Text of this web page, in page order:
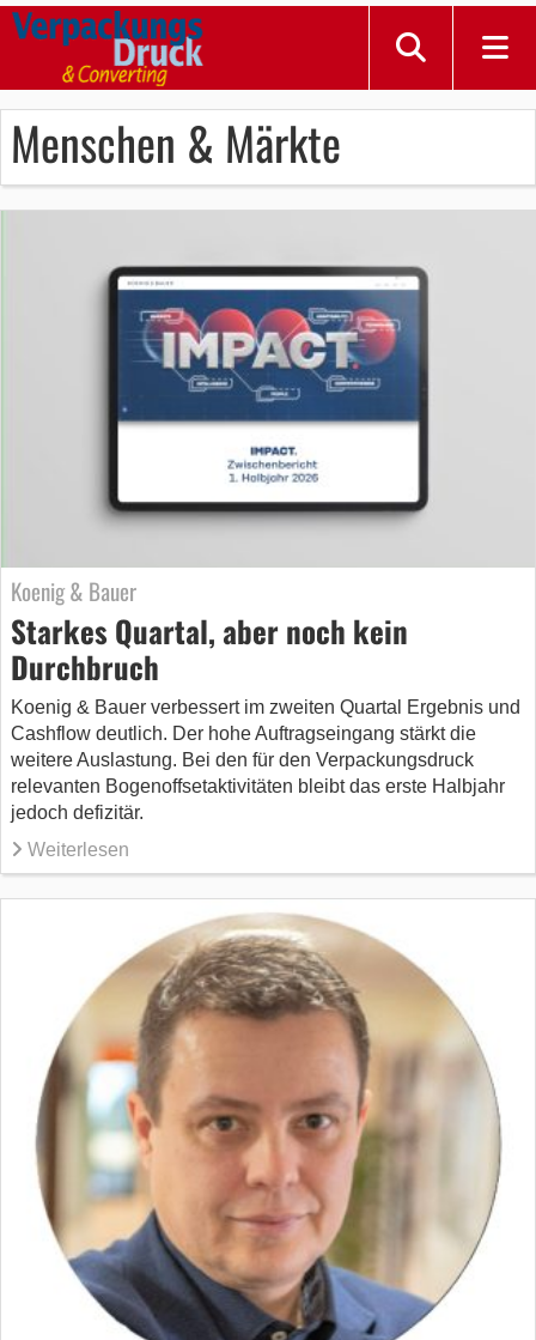
Menschen & Märkte
Koenig & Bauer
Starkes Quartal, aber noch kein
Durchbruch
Koenig & Bauer verbessert im zweiten Quartal Ergebnis und
Cashflow deutlich. Der hohe Auftragseingang stärkt die
weitere Auslastung. Bei den für den Verpackungsdruck
relevanten Bogenoffsetaktivitäten bleibt das erste Halbjahr
jedoch defizitär.
Weiterlesen